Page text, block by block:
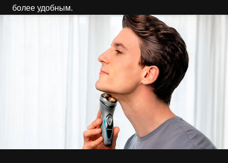
более удобным.